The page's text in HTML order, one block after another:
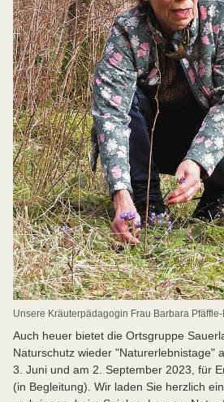
Unsere Kräuterpädagogin Frau Barbara
Auch heuer bietet die Ortsgruppe
Naturschutz wieder "Naturerlebnistage"
3. Juni und am 2. September 2023, für
(in Begleitung). Wir laden Sie herzlich